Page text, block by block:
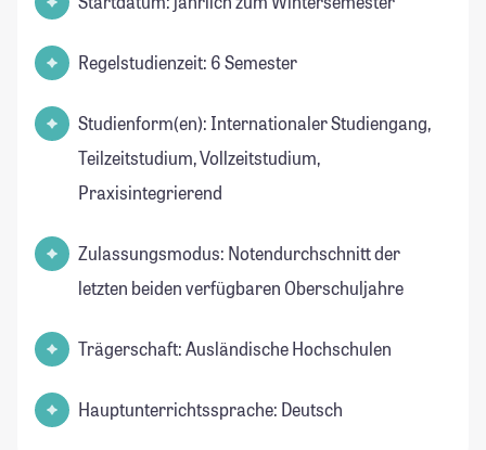
Regelstudienzeit: 6 Semester
Studienform(en): Internationaler Studiengang,
Teilzeitstudium, Vollzeitstudium,
Praxisintegrierend
Zulassungsmodus: Notendurchschnitt der
letzten beiden verfügbaren Oberschuljahre
Trägerschaft: Ausländische Hochschulen
Hauptunterrichtssprache: Deutsch